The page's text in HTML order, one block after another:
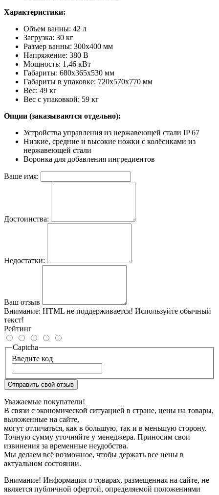
Характеристики:
Объем ванны: 42 л
Загрузка: 30 кг
Размер ванны: 300x400 мм
Напряжение: 380 В
Мощность: 1,46 кВт
Габариты: 680x365x530 мм
Габариты в упаковке: 720x570x770 мм
Вес: 49 кг
Вес с упаковкой: 59 кг
Опции (заказываются отдельно):
Устройства управления из нержавеющей стали IP 67
Низкие, средние и высокие ножки с колёсиками из
нержавеющей стали
Воронка для добавления ингредиентов
Ваше имя:
Достоинства:
Недостатки:
Ваш отзыв
Внимание: HTML не поддерживается! Используйте обычный
текст!
Рейтинг
Captcha
Введите код
Отправить свой отзыв
Уважаемые покупатели!
В связи с экономической ситуацией в стране, цены на товары,
выложенные на сайте,
могут отличаться, как в большую, так и в меньшую сторону.
Точную сумму уточняйте у менеджера. Приносим свои
извинения за временные неудобства.
Мы делаем всё возможное, чтобы держать все цены в
актуальном состоянии.
Внимание! Информация о товарах, размещенная на сайте, не
является публичной офертой, определяемой положениями